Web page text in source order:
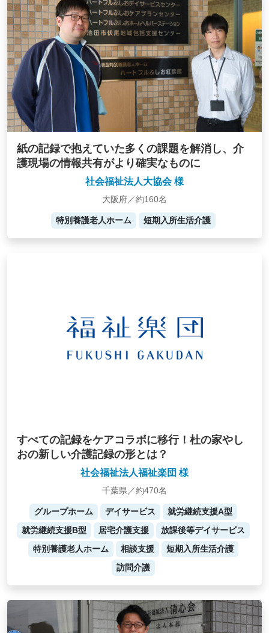
紙の記録で抱えていた多くの課題を解消し、介
護現場の情報共有がより確実なものに
社会福祉法人大協会 様
大阪府／約160名
特別養護老人ホーム 短期入所生活介護
すべての記録をケアコラボに移行！杜の家やし
おの新しい介護記録の形とは？
社会福祉法人福祉楽団 様
千葉県／約470名
グループホーム デイサービス
就労継続支援A型
就労継続支援B型
居宅介護支援
放課後等デイサービス
特別養護老人ホーム
相談支援
短期入所生活介護
訪問介護